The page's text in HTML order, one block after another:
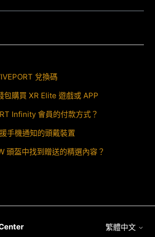
兌換碼
包購買 XR Elite 遊戲或 APP
Infinity 會員的付款方式？
手機通知的頭戴裝置
頭盔中找到贈送的精選內容？
繁體中文